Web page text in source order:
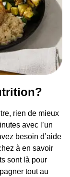
rien de mieux
avec l’un
besoin d’aide
à en savoir
sont là pour
tout au